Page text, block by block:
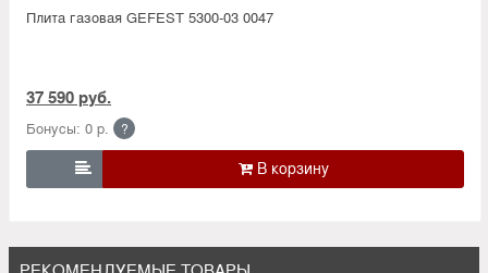
Плита газовая GEFEST 5300-03 0047
37 590 руб.
Бонусы: 0 р. ?
